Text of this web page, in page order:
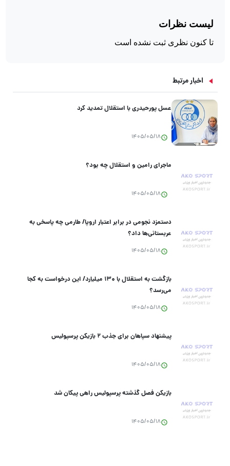
اخبار مرتبط
عسل پورحیدری با استقلال تمدید کرد
1405/05/18
ماجرای رامین و استقلال چه بود؟
1405/05/18
دستمزد نجومی در برابر اعتبار اروپا/ طارمی چه پاسخی به
عربستانی‌ها داد؟
1405/05/18
بازگشت به استقلال با ۱۳۰ میلیارد/ این درخواست به کجا
می‌رسد؟
1405/05/18
پیشنهاد سپاهان برای جذب ۲ بازیکن پرسپولیس
1405/05/18
بازیکن فصل گذشته پرسپولیس راهی پیکان شد
1405/05/18